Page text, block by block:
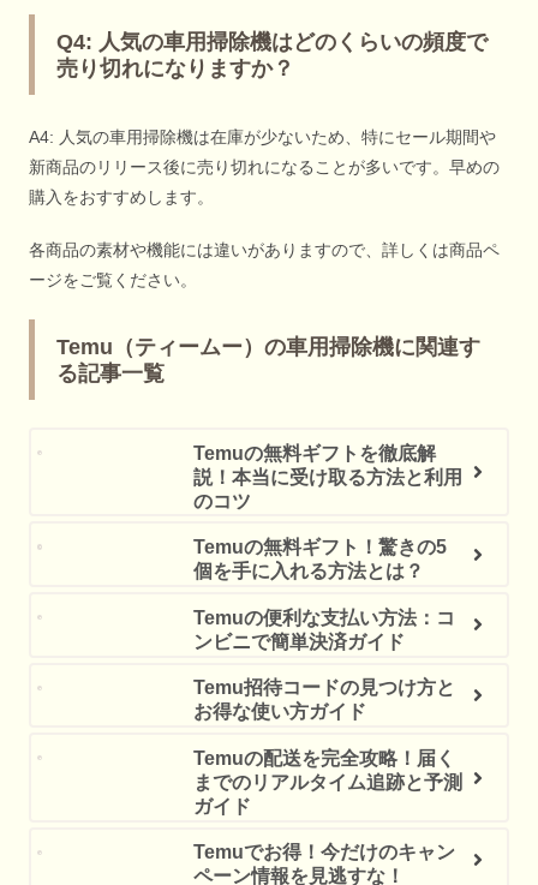
Q4: 人気の車用掃除機はどのくらいの頻度で
売り切れになりますか？
A4: 人気の車用掃除機は在庫が少ないため、特にセール期間や
新商品のリリース後に売り切れになることが多いです。早めの
購入をおすすめします。
各商品の素材や機能には違いがありますので、詳しくは商品ペ
ージをご覧ください。
Temu（ティームー）の車用掃除機に関連す
る記事一覧
Temuの無料ギフトを徹底解
説！本当に受け取る方法と利用
のコツ
Temuの無料ギフト！驚きの5
個を手に入れる方法とは？
Temuの便利な支払い方法：コ
ンビニで簡単決済ガイド
Temu招待コードの見つけ方と
お得な使い方ガイド
Temuの配送を完全攻略！届く
までのリアルタイム追跡と予測
ガイド
Temuでお得！今だけのキャン
ペーン情報を見逃すな！